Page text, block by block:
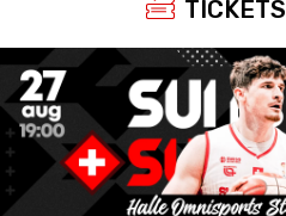
TICKETS
NATIONAL TEAMS